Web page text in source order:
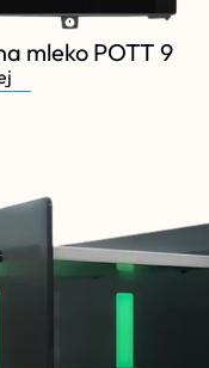
mleko POTT 9